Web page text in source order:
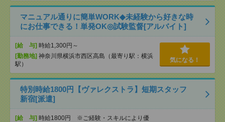
マニュアル通りに簡単WORK◆未経験から好きな時
にお仕事できる！単発OK◎試験監督[アルバイト]
[給 与] 時給1,300円～
[勤務地] 神奈川県横浜市西区高島（最寄り駅：横浜
駅）
気になる！
特別時給1800円【ヴァレクストラ】短期スタッフ
新宿[派遣]
[給 与] 時給1800円 ※ご経験・スキルにより優